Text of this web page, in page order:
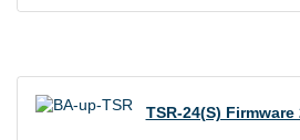
TSR-24(S)